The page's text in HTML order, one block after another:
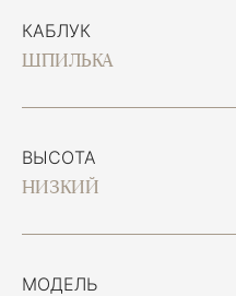
КАБЛУК
ШПИЛЬКА
ВЫСОТА
НИЗКИЙ
МОДЕЛЬ